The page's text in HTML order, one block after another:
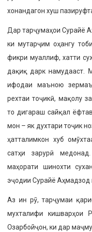
хонандагон хуш
Дар тарҷумаҳои Сурайё
ки мутарҷим оҳангу
фикри муаллиф, хатти
дақиқ дарк намудааст.
ифодаи маъною
рехтаи тоҷикӣ, мақолу
то дигараш сайқал
мон – як духтари тоҷик
ҳатталимкон хуб
сатҳи зарурӣ
маҳорати шинохти
эҷодии Сурайё Аҳмадзод
Аз ин рӯ, тарҷумаи
мухталифи ки­шварҳои
Озарбойҷон, ки дар